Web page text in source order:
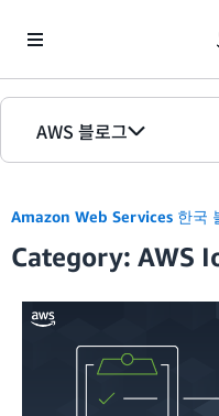
AWS 블로그
에디션
Amazon Web Services 한국
Category: AWS